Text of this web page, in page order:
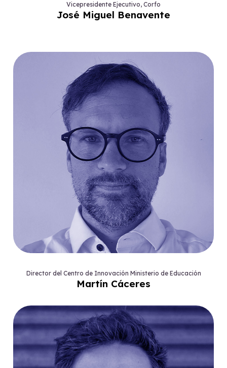
Vicepresidente Ejecutivo, Corfo
José Miguel Benavente
Director del Centro de Innovación Ministerio de Educación
Martín Cáceres